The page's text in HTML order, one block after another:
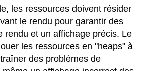
les ressources doivent résider
le rendu pour garantir des
rendu et un affichage précis. Le
les ressources en "heaps" à
des problèmes de